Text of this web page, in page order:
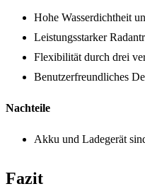
Hohe Wasserdichtheit
Leistungsstarker
Flexibilität durch drei
Benutzerfreundliches
Nachteile
Akku und Ladegerät
Fazit